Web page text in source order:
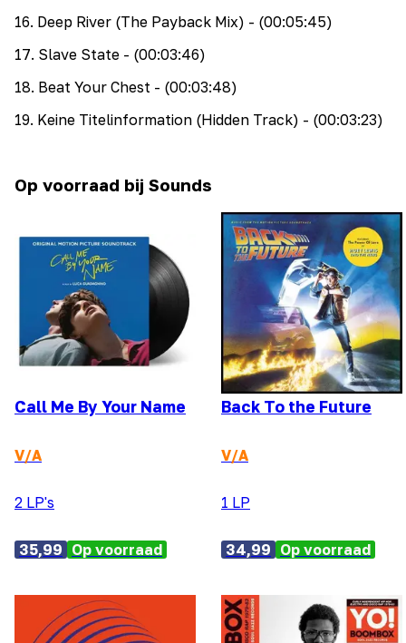
16. Deep River (The Payback Mix) - (00:05:45)
17. Slave State - (00:03:46)
18. Beat Your Chest - (00:03:48)
19. Keine Titelinformation (Hidden Track) - (00:03:23)
Op voorraad bij Sounds
Call Me By Your Name
V/A
2 LP's
35,99 Op voorraad
Back To the Future
V/A
1 LP
34,99 Op voorraad